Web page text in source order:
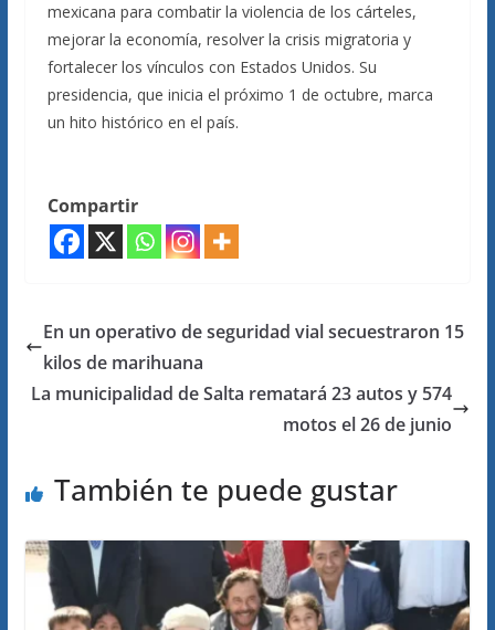
mexicana para combatir la violencia de los cárteles,
mejorar la economía, resolver la crisis migratoria y
fortalecer los vínculos con Estados Unidos. Su
presidencia, que inicia el próximo 1 de octubre, marca
un hito histórico en el país.
Compartir
En un operativo de seguridad vial secuestraron 15
kilos de marihuana
La municipalidad de Salta rematará 23 autos y 574
motos el 26 de junio
También te puede gustar